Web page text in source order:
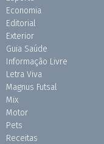
Economia
Editorial
Exterior
Guia Saúde
Informação Livre
Letra Viva
Magnus Futsal
Mix
Motor
Pets
Receitas